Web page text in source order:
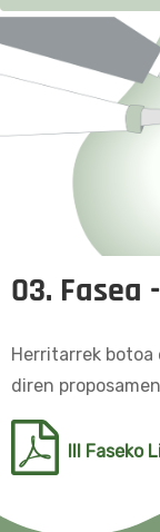
03. Fasea
Herritarrek
diren
III Faseko